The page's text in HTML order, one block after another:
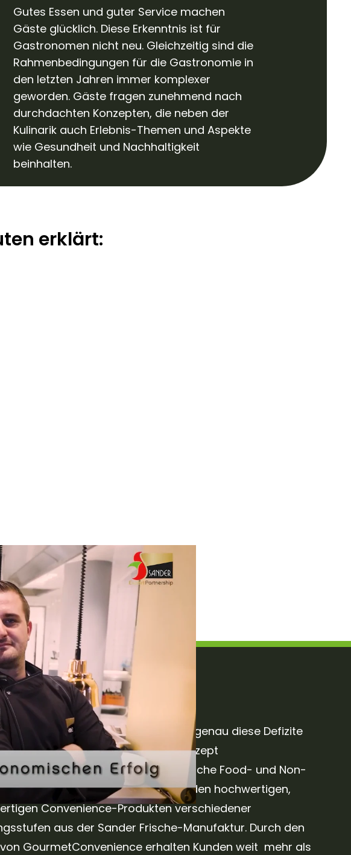
Gutes Essen und guter Service machen
Gäste glücklich. Diese Erkenntnis ist für
Gastronomen nicht neu. Gleichzeitig sind die
Rahmenbedingungen für die Gastronomie in
den letzten Jahren immer komplexer
geworden. Gäste fragen zunehmend nach
durchdachten Konzepten, die neben der
Kulinarik auch Erlebnis-Themen und Aspekte
wie Gesundheit und Nachhaltigkeit
beinhalten.
erklärt:
Leistungspaket
benötigen einen Partner, der genau diese Defizite
kann: Das gemeinsame Food-Konzept
vereint das ganzheitliche Food- und Non-
vom Service-Bund mit den hochwertigen,
Convenience-Produkten verschiedener
aus der Sander Frische-Manufaktur. Durch den
GourmetConvenience erhalten Kunden weit mehr als